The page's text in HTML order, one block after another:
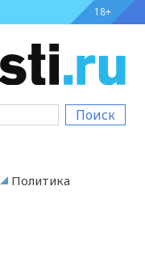
18+
Поиск
Политика